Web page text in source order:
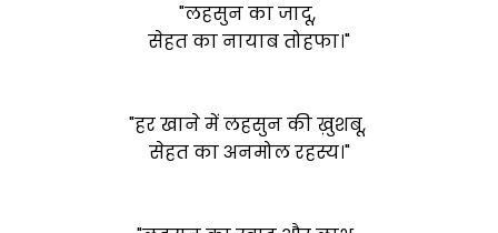
"लहसुन का जादू,
सेहत का नायाब तोहफा।"
"हर खाने में लहसुन की ख़ुशबू,
सेहत का अनमोल रहस्य।"